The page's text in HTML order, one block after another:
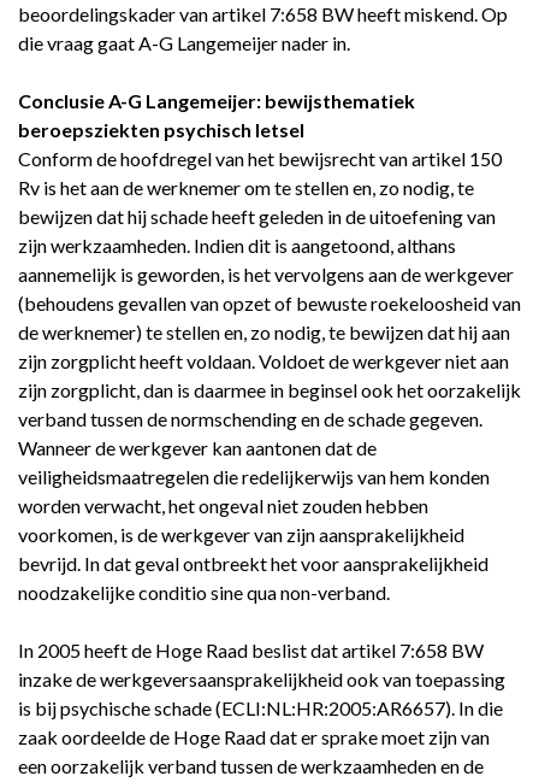
beoordelingskader van artikel 7:658 BW heeft miskend. Op
die vraag gaat A-G Langemeijer nader in.
Conclusie A-G Langemeijer: bewijsthematiek
beroepsziekten psychisch letsel
Conform de hoofdregel van het bewijsrecht van artikel 150
Rv is het aan de werknemer om te stellen en, zo nodig, te
bewijzen dat hij schade heeft geleden in de uitoefening van
zijn werkzaamheden. Indien dit is aangetoond, althans
aannemelijk is geworden, is het vervolgens aan de werkgever
(behoudens gevallen van opzet of bewuste roekeloosheid van
de werknemer) te stellen en, zo nodig, te bewijzen dat hij aan
zijn zorgplicht heeft voldaan. Voldoet de werkgever niet aan
zijn zorgplicht, dan is daarmee in beginsel ook het oorzakelijk
verband tussen de normschending en de schade gegeven.
Wanneer de werkgever kan aantonen dat de
veiligheidsmaatregelen die redelijkerwijs van hem konden
worden verwacht, het ongeval niet zouden hebben
voorkomen, is de werkgever van zijn aansprakelijkheid
bevrijd. In dat geval ontbreekt het voor aansprakelijkheid
noodzakelijke conditio sine qua non-verband.
In 2005 heeft de Hoge Raad beslist dat artikel 7:658 BW
inzake de werkgeversaansprakelijkheid ook van toepassing
is bij psychische schade (ECLI:NL:HR:2005:AR6657). In die
zaak oordeelde de Hoge Raad dat er sprake moet zijn van
een oorzakelijk verband tussen de werkzaamheden en de